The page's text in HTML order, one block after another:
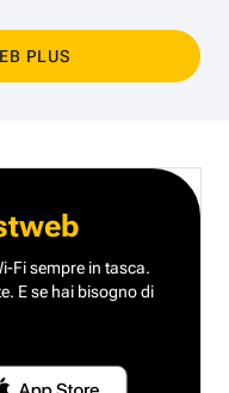
PLUS
Fi sempre in tasca.
E se hai bisogno di